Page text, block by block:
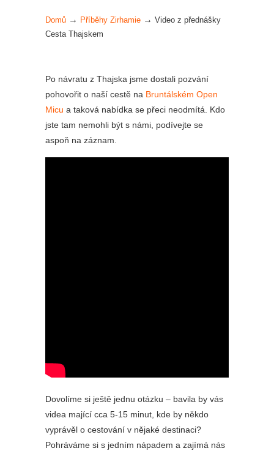
Domů → Příběhy Zirhamie → Video z přednášky
Cesta Thajskem
Po návratu z Thajska jsme dostali pozvání
pohovořit o naší cestě na Bruntálském Open
Micu a taková nabídka se přeci neodmítá. Kdo
jste tam nemohli být s námi, podívejte se
aspoň na záznam.
Dovolíme si ještě jednu otázku – bavila by vás
videa mající cca 5-15 minut, kde by někdo
vyprávěl o cestování v nějaké destinaci?
Pohráváme si s jedním nápadem a zajímá nás